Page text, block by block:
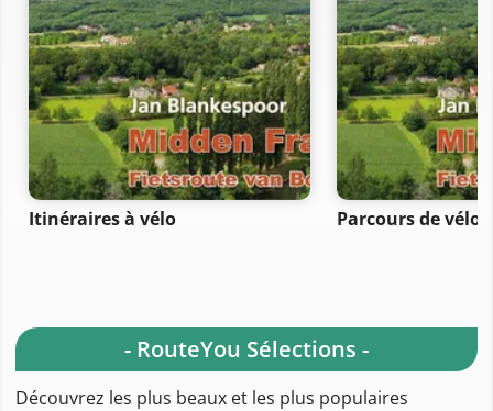
Itinéraires à vélo Parcours de vélo
- RouteYou Sélections -
Découvrez les plus beaux et les plus populaires